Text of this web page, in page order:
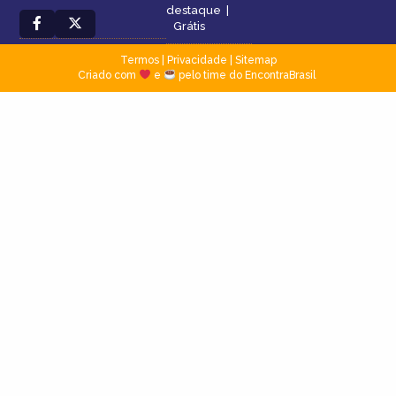
destaque |
Grátis
Termos| Privacidade
Sitemap
Criado com
e pelo time do EncontraBrasil